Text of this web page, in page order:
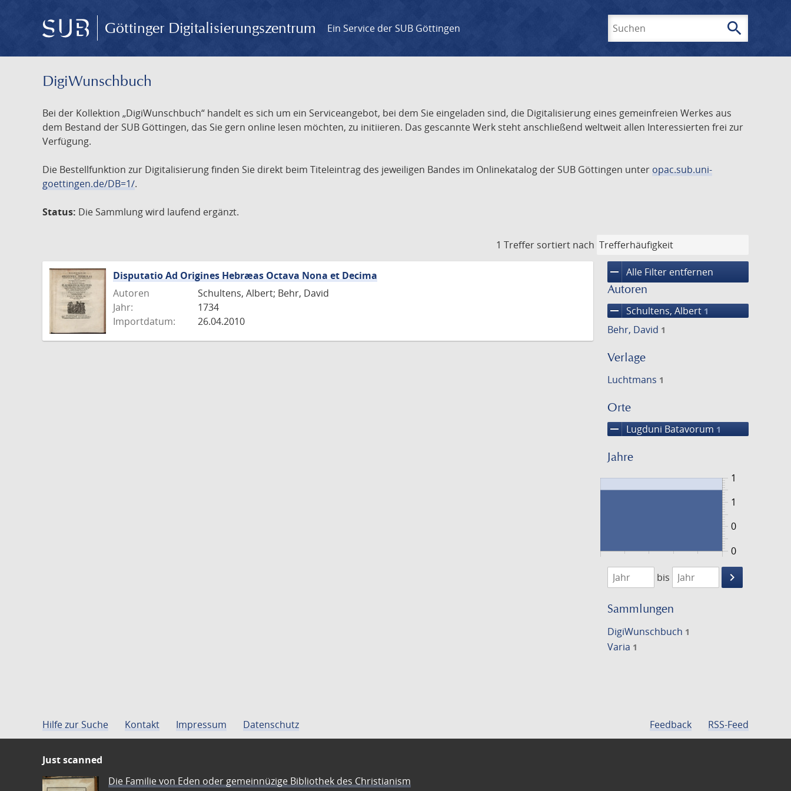
Göttinger Digitalisierungszentrum Ein Service der SUB Göttingen search
DigiWunschbuch
Bei der Kollektion „DigiWunschbuch“ handelt es sich um ein Serviceangebot, bei dem Sie eingeladen sind, die Digitalisierung eines gemeinfreien Werkes aus
dem Bestand der SUB Göttingen, das Sie gern online lesen möchten, zu initiieren. Das gescannte Werk steht anschließend weltweit allen Interessierten frei zur
Verfügung.
Die Bestellfunktion zur Digitalisierung finden Sie direkt beim Titeleintrag des jeweiligen Bandes im Onlinekatalog der SUB Göttingen unter opac.sub.uni-
goettingen.de/DB=1/.
Status: Die Sammlung wird laufend ergänzt.
1 Treffer sortiert nach
remove Alle Filter entfernen
Autoren
remove Schultens, Albert 1
Behr, David 1
Verlage
Luchtmans 1
Orte
remove Lugduni Batavorum 1
Jahre
0
1
0
1
1734
1735
bis
keyboard_arrow_right
Suche
Sammlungen
DigiWunschbuch 1
Varia 1
Disputatio Ad Origines Hebræas Octava Nona et Decima
Autoren
Schultens, Albert; Behr, David
Jahr:
1734
Importdatum:
26.04.2010
Hilfe zur Suche Kontakt Impressum Datenschutz Feedback RSS-Feed
Just scanned
Die Familie von Eden oder gemeinnüzige Bibliothek des Christianism